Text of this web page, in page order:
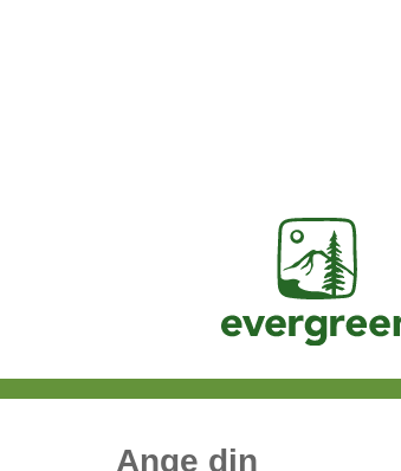
Jasig
Ange din